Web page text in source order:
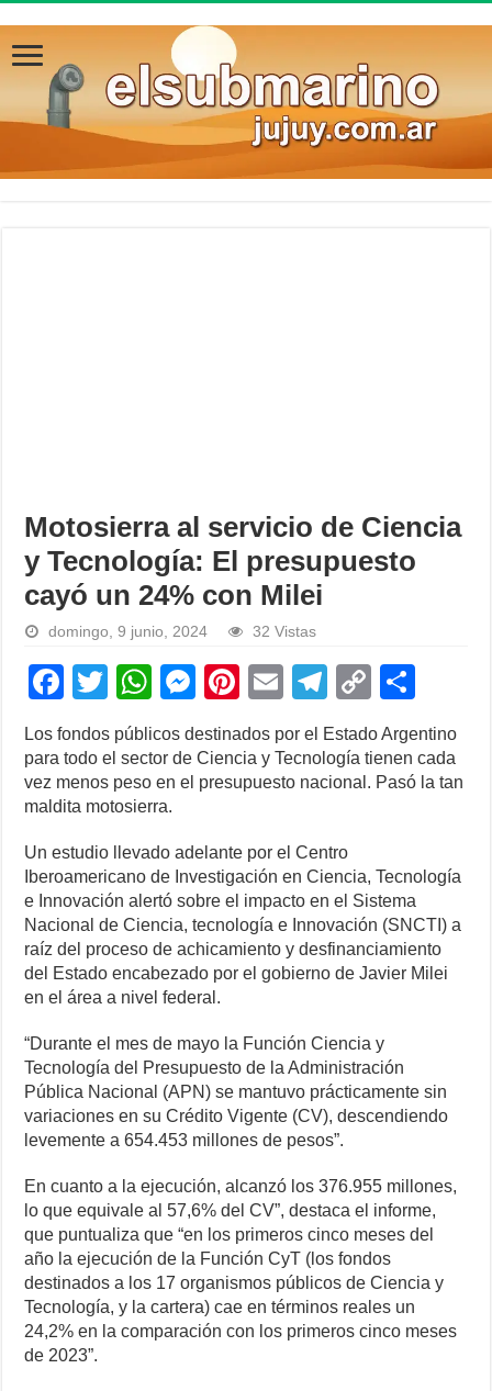
Motosierra al servicio de Ciencia
y Tecnología: El presupuesto
cayó un 24% con Milei
domingo, 9 junio, 2024 32 Vistas
F
c
e
b
o
o
k
T
wi
tt
er
W
at
s
A
p
p
M
ss
e
g
er
Pi
nt
er
e
E
ail
T
el
e
gr
m
C
o
p
y
k
h
ar
e
Los fondos públicos destinados por el Estado Argentino
para todo el sector de Ciencia y Tecnología tienen cada
vez menos peso en el presupuesto nacional. Pasó la tan
maldita motosierra.
Un estudio llevado adelante por el Centro
Iberoamericano de Investigación en Ciencia, Tecnología
e Innovación alertó sobre el impacto en el Sistema
Nacional de Ciencia, tecnología e Innovación (SNCTI) a
raíz del proceso de achicamiento y desfinanciamiento
del Estado encabezado por el gobierno de Javier Milei
en el área a nivel federal.
“Durante el mes de mayo la Función Ciencia y
Tecnología del Presupuesto de la Administración
Pública Nacional (APN) se mantuvo prácticamente sin
variaciones en su Crédito Vigente (CV), descendiendo
levemente a 654.453 millones de pesos”.
En cuanto a la ejecución, alcanzó los 376.955 millones,
lo que equivale al 57,6% del CV”, destaca el informe,
que puntualiza que “en los primeros cinco meses del
año la ejecución de la Función CyT (los fondos
destinados a los 17 organismos públicos de Ciencia y
Tecnología, y la cartera) cae en términos reales un
24,2% en la comparación con los primeros cinco meses
de 2023”.